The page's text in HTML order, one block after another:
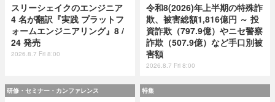
スリーシェイクのエンジニア
4 名が翻訳『実践 プラットフ
ォームエンジニアリング』8 /
24 発売
2026.8.7 Fri 8:00
令和8(2026)年上半期の特殊詐
欺、被害総額1,816億円 ～ 投
資詐欺（797.9億）やニセ警察
詐欺（507.9億）など手口別被
害額
2026.8.7 Fri 8:00
研修・セミナー・カンファレンス 特集